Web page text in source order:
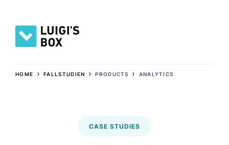
HOME ›FALLSTUDIEN ›PRODUCTS › ANALYTICS
CASE STUDIES